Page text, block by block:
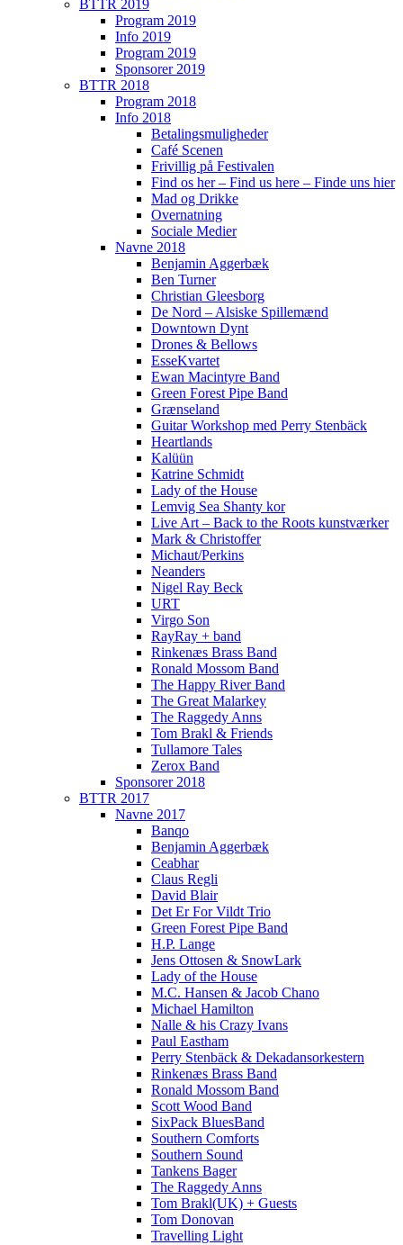
BTTR 2019
Program 2019
Info 2019
Program 2019
Sponsorer 2019
BTTR 2018
Program 2018
Info 2018
Betalingsmuligheder
Café Scenen
Frivillig på Festivalen
Find os her – Find us here – Finde uns hier
Mad og Drikke
Overnatning
Sociale Medier
Navne 2018
Benjamin Aggerbæk
Ben Turner
Christian Gleesborg
De Nord – Alsiske Spillemænd
Downtown Dynt
Drones & Bellows
EsseKvartet
Ewan Macintyre Band
Green Forest Pipe Band
Grænseland
Guitar Workshop med Perry Stenbäck
Heartlands
Kalüün
Katrine Schmidt
Lady of the House
Lemvig Sea Shanty kor
Live Art – Back to the Roots kunstværker
Mark & Christoffer
Michaut/Perkins
Neanders
Nigel Ray Beck
URT
Virgo Son
RayRay + band
Rinkenæs Brass Band
Ronald Mossom Band
The Happy River Band
The Great Malarkey
The Raggedy Anns
Tom Brakl & Friends
Tullamore Tales
Zerox Band
Sponsorer 2018
BTTR 2017
Navne 2017
Banqo
Benjamin Aggerbæk
Ceabhar
Claus Regli
David Blair
Det Er For Vildt Trio
Green Forest Pipe Band
H.P. Lange
Jens Ottosen & SnowLark
Lady of the House
M.C. Hansen & Jacob Chano
Michael Hamilton
Nalle & his Crazy Ivans
Paul Eastham
Perry Stenbäck & Dekadansorkestern
Rinkenæs Brass Band
Ronald Mossom Band
Scott Wood Band
SixPack BluesBand
Southern Comforts
Southern Sound
Tankens Bager
The Raggedy Anns
Tom Brakl(UK) + Guests
Tom Donovan
Travelling Light